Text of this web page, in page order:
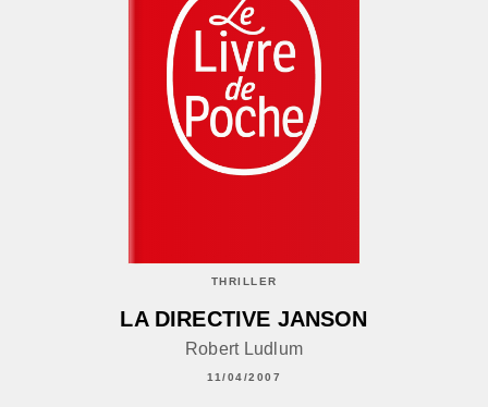
THRILLER
LA DIRECTIVE JANSON
Robert Ludlum
11/04/2007